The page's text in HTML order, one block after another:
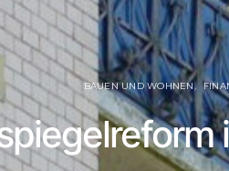
BAUEN UND WOHNEN